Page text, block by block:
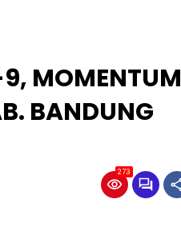
MOMENTUM
BANDUNG
273